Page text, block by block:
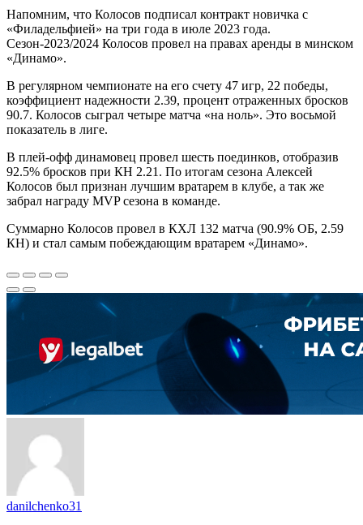
Напомним, что Колосов подписал контракт новичка с
«Филадельфией» на три года в июле 2023 года.
Сезон-2023/2024 Колосов провел на правах аренды в минском
«Динамо».
В регулярном чемпионате на его счету 47 игр, 22 победы,
коэффициент надежности 2.39, процент отраженных бросков
90.7. Колосов сыграл четыре матча «на ноль». Это восьмой
показатель в лиге.
В плей-офф динамовец провел шесть поединков, отобразив
92.5% бросков при КН 2.21. По итогам сезона Алексей
Колосов был признан лучшим вратарем в клубе, а так же
забрал награду MVP сезона в команде.
Суммарно Колосов провел в КХЛ 132 матча (90.9% ОБ, 2.59
КН) и стал самым побеждающим вратарем «Динамо».
danilchenko31